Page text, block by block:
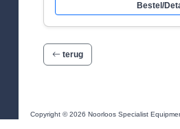
Bestel/
terug
Copyright © 2026 Noorloos Specialist